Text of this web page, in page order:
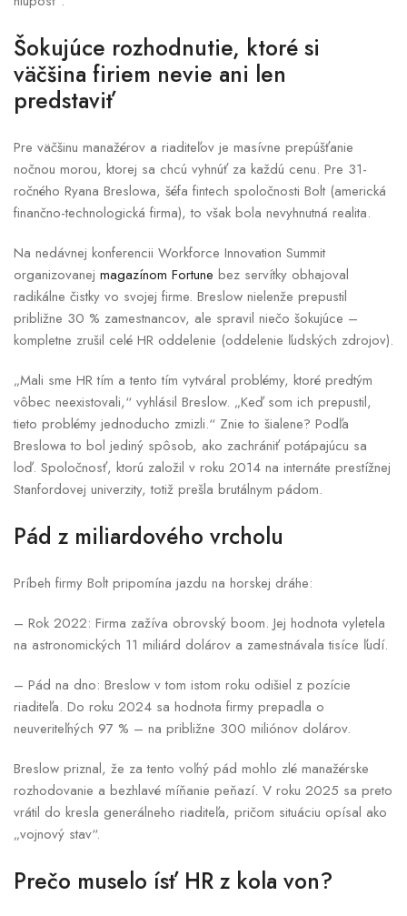
Šokujúce rozhodnutie, ktoré si
väčšina firiem nevie ani len
predstaviť
Pre väčšinu manažérov a riaditeľov je masívne prepúšťanie
nočnou morou, ktorej sa chcú vyhnúť za každú cenu. Pre 31-
ročného Ryana Breslowa, šéfa fintech spoločnosti Bolt (americká
finančno-technologická firma), to však bola nevyhnutná realita.
Na nedávnej konferencii Workforce Innovation Summit
organizovanej magazínom Fortune bez servítky obhajoval
radikálne čistky vo svojej firme. Breslow nielenže prepustil
približne 30 % zamestnancov, ale spravil niečo šokujúce –
kompletne zrušil celé HR oddelenie (oddelenie ľudských zdrojov).
„Mali sme HR tím a tento tím vytváral problémy, ktoré predtým
vôbec neexistovali,“ vyhlásil Breslow. „Keď som ich prepustil,
tieto problémy jednoducho zmizli.“ Znie to šialene? Podľa
Breslowa to bol jediný spôsob, ako zachrániť potápajúcu sa
loď. Spoločnosť, ktorú založil v roku 2014 na internáte prestížnej
Stanfordovej univerzity, totiž prešla brutálnym pádom.
Pád z miliardového vrcholu
Príbeh firmy Bolt pripomína jazdu na horskej dráhe:
– Rok 2022: Firma zažíva obrovský boom. Jej hodnota vyletela
na astronomických 11 miliárd dolárov a zamestnávala tisíce ľudí.
– Pád na dno: Breslow v tom istom roku odišiel z pozície
riaditeľa. Do roku 2024 sa hodnota firmy prepadla o
neuveriteľných 97 % – na približne 300 miliónov dolárov.
Breslow priznal, že za tento voľný pád mohlo zlé manažérske
rozhodovanie a bezhlavé míňanie peňazí. V roku 2025 sa preto
vrátil do kresla generálneho riaditeľa, pričom situáciu opísal ako
„vojnový stav“.
Prečo muselo ísť HR z kola von?